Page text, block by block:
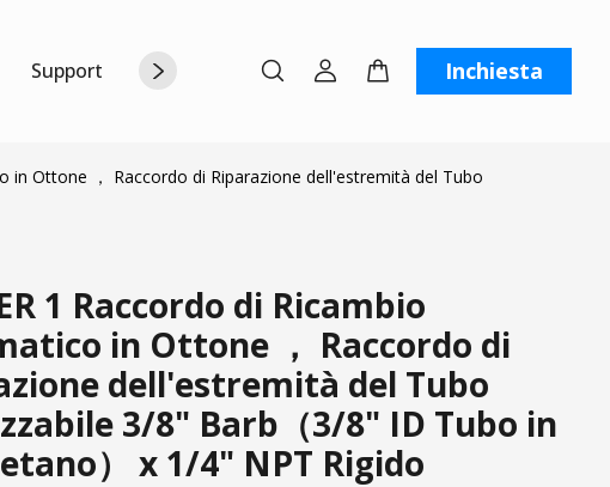
Supporto Chi siamo Contattaci Inchiesta
in Ottone ， Raccordo di Riparazione dell'estremità del Tubo
1 Raccordo di Ricambio
in Ottone ， Raccordo di
dell'estremità del Tubo
3/8" Barb（3/8" ID Tubo in
） x 1/4" NPT Rigido